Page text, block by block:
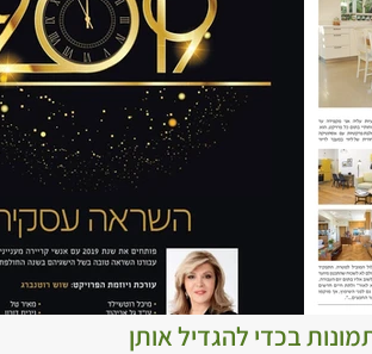
בכדי להגדיל אותן